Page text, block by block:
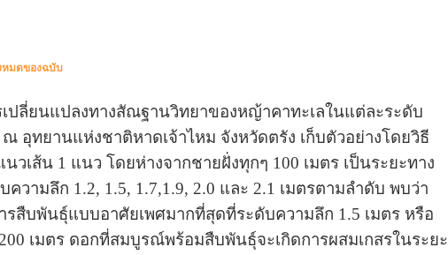
มดของฉบับ
ปลี่ยนแปลงทางสัณฐานวิทยาของหญ้าคาทะเลในแต่ละระดับ
อุทยานแห่งชาติหาดเจ้าไหม จังหวัดตรัง เก็บตัวอย่างโดยวิธี
วเส้น 1 แนว โดยห่างจากชายฝั่งทุกๆ 100 เมตร เป็นระยะทาง
ความลึก 1.2, 1.5, 1.7,1.9, 2.0 และ 2.1 เมตรตามลำดับ พบว่า
รสืบพันธุ์แบบอาศัยเพศมากที่สุดที่ระดับความลึก 1.5 เมตร หรือ
200 เมตร ดอกที่สมบูรณ์พร้อมสืบพันธุ์จะเกิดการผสมเกสรในระยะ